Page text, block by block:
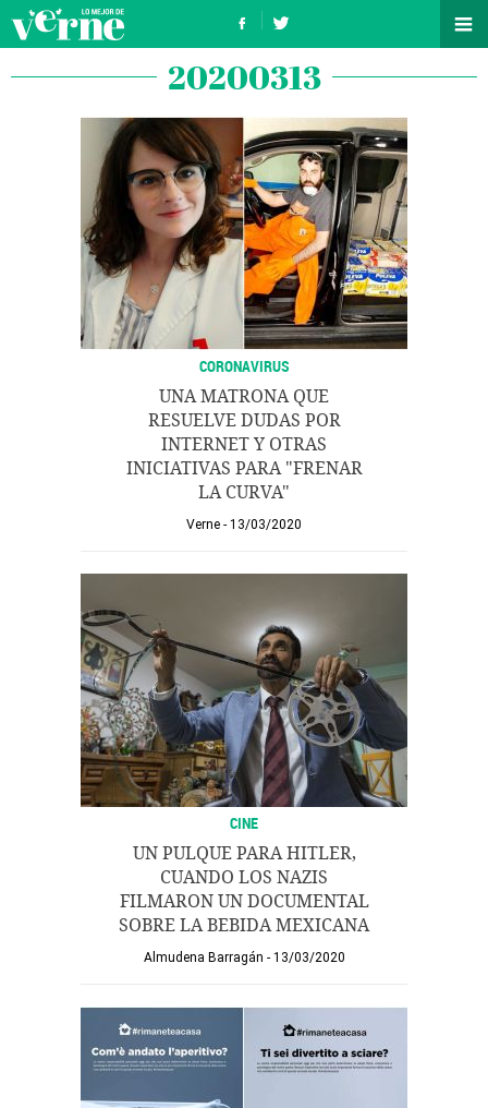
20200313
CORONAVIRUS
UNA MATRONA QUE
RESUELVE DUDAS POR
INTERNET Y OTRAS
INICIATIVAS PARA "FRENAR
LA CURVA"
Verne 13/03/2020
CINE
UN PULQUE PARA HITLER,
CUANDO LOS NAZIS
FILMARON UN DOCUMENTAL
SOBRE LA BEBIDA MEXICANA
Almudena Barragán 13/03/2020